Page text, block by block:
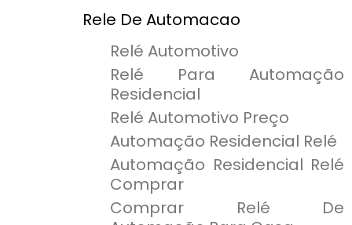
Rele De Automacao
Relé Automotivo
Relé Para Automação
Residencial
Relé Automotivo Preço
Automação Residencial Relé
Automação Residencial Relé
Comprar
Comprar Relé De